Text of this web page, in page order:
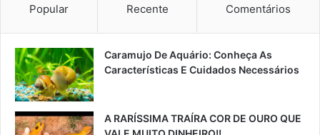
Popular Recente Comentários
Caramujo De Aquário: Conheça As
Características E Cuidados Necessários
A RARÍSSIMA TRAÍRA COR DE OURO QUE